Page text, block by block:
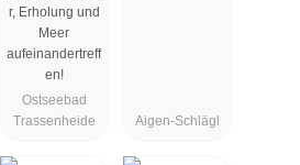
r, Erholung und
Meer
aufeinandertreff
en!
Ostseebad
Trassenheide
Aigen-Schlägl